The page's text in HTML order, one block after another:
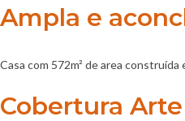
Ampla e
Casa com 572m² de area
Cobertura Arte